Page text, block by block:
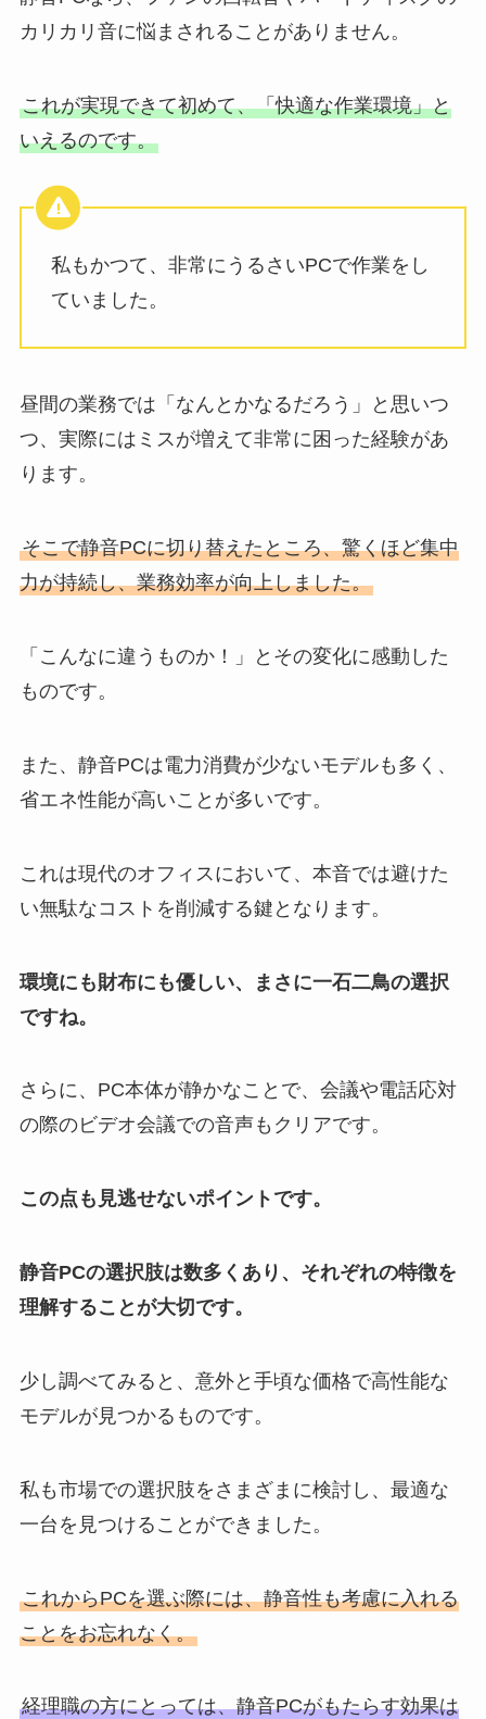
カリカリ音に悩まされることがありません。
これが実現できて初めて、「快適な作業環境」と
いえるのです。
私もかつて、非常にうるさいPCで作業をし
ていました。
昼間の業務では「なんとかなるだろう」と思いつ
つ、実際にはミスが増えて非常に困った経験があ
ります。
そこで静音PCに切り替えたところ、驚くほど集中
力が持続し、業務効率が向上しました。
「こんなに違うものか！」とその変化に感動した
ものです。
また、静音PCは電力消費が少ないモデルも多く、
省エネ性能が高いことが多いです。
これは現代のオフィスにおいて、本音では避けた
い無駄なコストを削減する鍵となります。
環境にも財布にも優しい、まさに一石二鳥の選択
ですね。
さらに、PC本体が静かなことで、会議や電話応対
の際のビデオ会議での音声もクリアです。
この点も見逃せないポイントです。
静音PCの選択肢は数多くあり、それぞれの特徴を
理解することが大切です。
少し調べてみると、意外と手頃な価格で高性能な
モデルが見つかるものです。
私も市場での選択肢をさまざまに検討し、最適な
一台を見つけることができました。
これからPCを選ぶ際には、静音性も考慮に入れる
ことをお忘れなく。
経理職の方にとっては、静音PCがもたらす効果は